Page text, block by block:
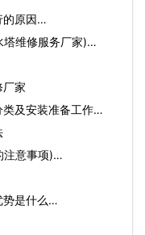
的原因…
塔维修服务厂家)…
厂家
类及安装准备工作…
注意事项)…
势是什么…